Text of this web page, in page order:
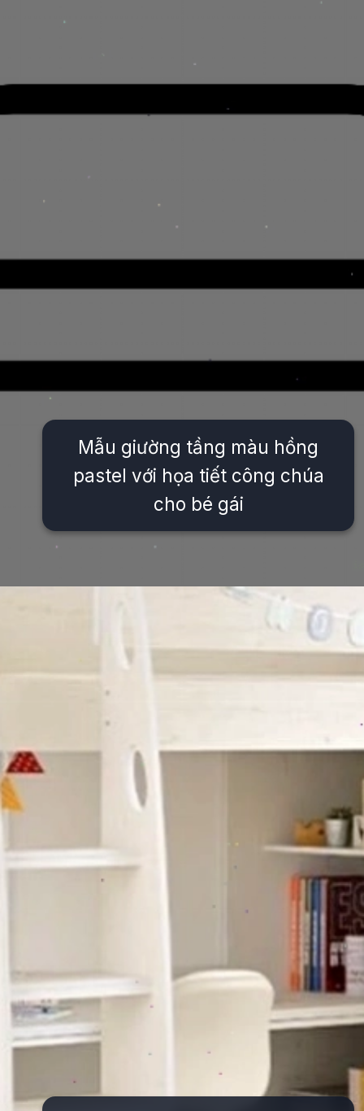
Mẫu giường tầng màu hồng
pastel với họa tiết công chúa
cho bé gái
https://issiloo.edu.vn/giuong-2-tang-cho-be-gai